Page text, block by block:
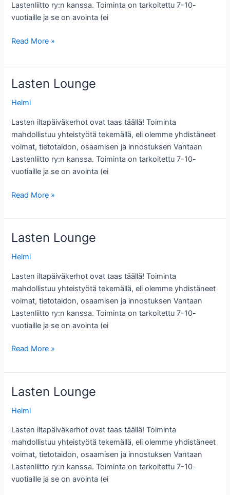
Lastenliitto ry:n kanssa. Toiminta on tarkoitettu 7-10-
vuotiaille ja se on avointa (ei
Lasten
Read More »
Lasten Lounge
Helmi
Lasten iltapäiväkerhot ovat taas täällä! Toiminta
mahdollistuu yhteistyötä tekemällä, eli olemme yhdistäneet
voimat, tietotaidon, osaamisen ja innostuksen Vantaan
Lastenliitto ry:n kanssa. Toiminta on tarkoitettu 7-10-
vuotiaille ja se on avointa (ei
Lasten
Read More »
Lasten Lounge
Helmi
Lasten iltapäiväkerhot ovat taas täällä! Toiminta
mahdollistuu yhteistyötä tekemällä, eli olemme yhdistäneet
voimat, tietotaidon, osaamisen ja innostuksen Vantaan
Lastenliitto ry:n kanssa. Toiminta on tarkoitettu 7-10-
vuotiaille ja se on avointa (ei
Lasten
Read More »
Lasten Lounge
Helmi
Lasten iltapäiväkerhot ovat taas täällä! Toiminta
mahdollistuu yhteistyötä tekemällä, eli olemme yhdistäneet
voimat, tietotaidon, osaamisen ja innostuksen Vantaan
Lastenliitto ry:n kanssa. Toiminta on tarkoitettu 7-10-
vuotiaille ja se on avointa (ei